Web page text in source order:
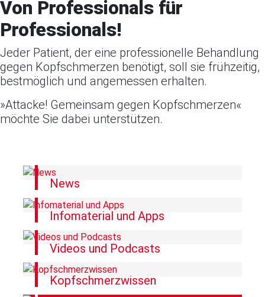
Von Professionals für
Professionals!
Jeder Patient, der eine professionelle Behandlung
gegen Kopfschmerzen benötigt, soll sie frühzeitig,
bestmöglich und angemessen erhalten.
»Attacke! Gemeinsam gegen Kopfschmerzen«
möchte Sie dabei unterstützen.
News
Infomaterial und Apps
Videos und Podcasts
Kopfschmerzwissen